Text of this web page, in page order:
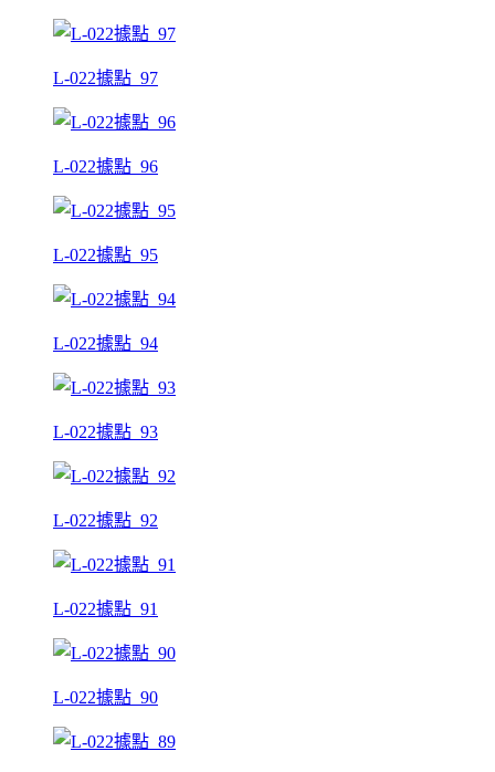
L-022據點_97
L-022據點_96
L-022據點_95
L-022據點_94
L-022據點_93
L-022據點_92
L-022據點_91
L-022據點_90